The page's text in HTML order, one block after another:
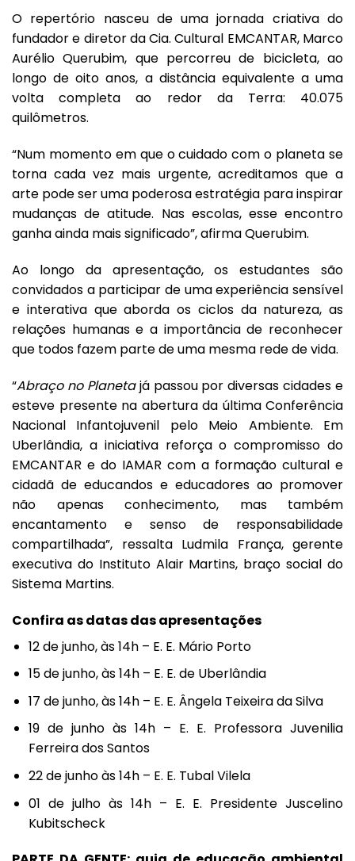
O repertório nasceu de uma jornada criativa do
fundador e diretor da Cia. Cultural EMCANTAR, Marco
Aurélio Querubim, que percorreu de bicicleta, ao
longo de oito anos, a distância equivalente a uma
volta completa ao redor da Terra: 40.075
quilômetros.
“Num momento em que o cuidado com o planeta se
torna cada vez mais urgente, acreditamos que a
arte pode ser uma poderosa estratégia para inspirar
mudanças de atitude. Nas escolas, esse encontro
ganha ainda mais significado”, afirma Querubim.
Ao longo da apresentação, os estudantes são
convidados a participar de uma experiência sensível
e interativa que aborda os ciclos da natureza, as
relações humanas e a importância de reconhecer
que todos fazem parte de uma mesma rede de vida.
“Abraço no Planetajá passou por diversas cidades e
esteve presente na abertura da última Conferência
Nacional Infantojuvenil pelo Meio Ambiente. Em
Uberlândia, a iniciativa reforça o compromisso do
EMCANTAR e do IAMAR com a formação cultural e
cidadã de educandos e educadores ao promover
não apenas conhecimento, mas também
encantamento e senso de responsabilidade
compartilhada”, ressalta Ludmila França, gerente
executiva do Instituto Alair Martins, braço social do
Sistema Martins.
Confira as datas das apresentações
12 de junho, às 14h – E. E. Mário Porto
15 de junho, às 14h – E. E. de Uberlândia
17 de junho, às 14h – E. E. Ângela Teixeira da Silva
19 de junho às 14h – E. E. Professora Juvenilia
Ferreira dos Santos
22 de junho às 14h – E. E. Tubal Vilela
01 de julho às 14h – E. E. Presidente Juscelino
Kubitscheck